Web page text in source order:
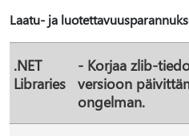
Laatu- ja
.NET
Libraries
- Korjaa zlib-
versioon
ongelman.